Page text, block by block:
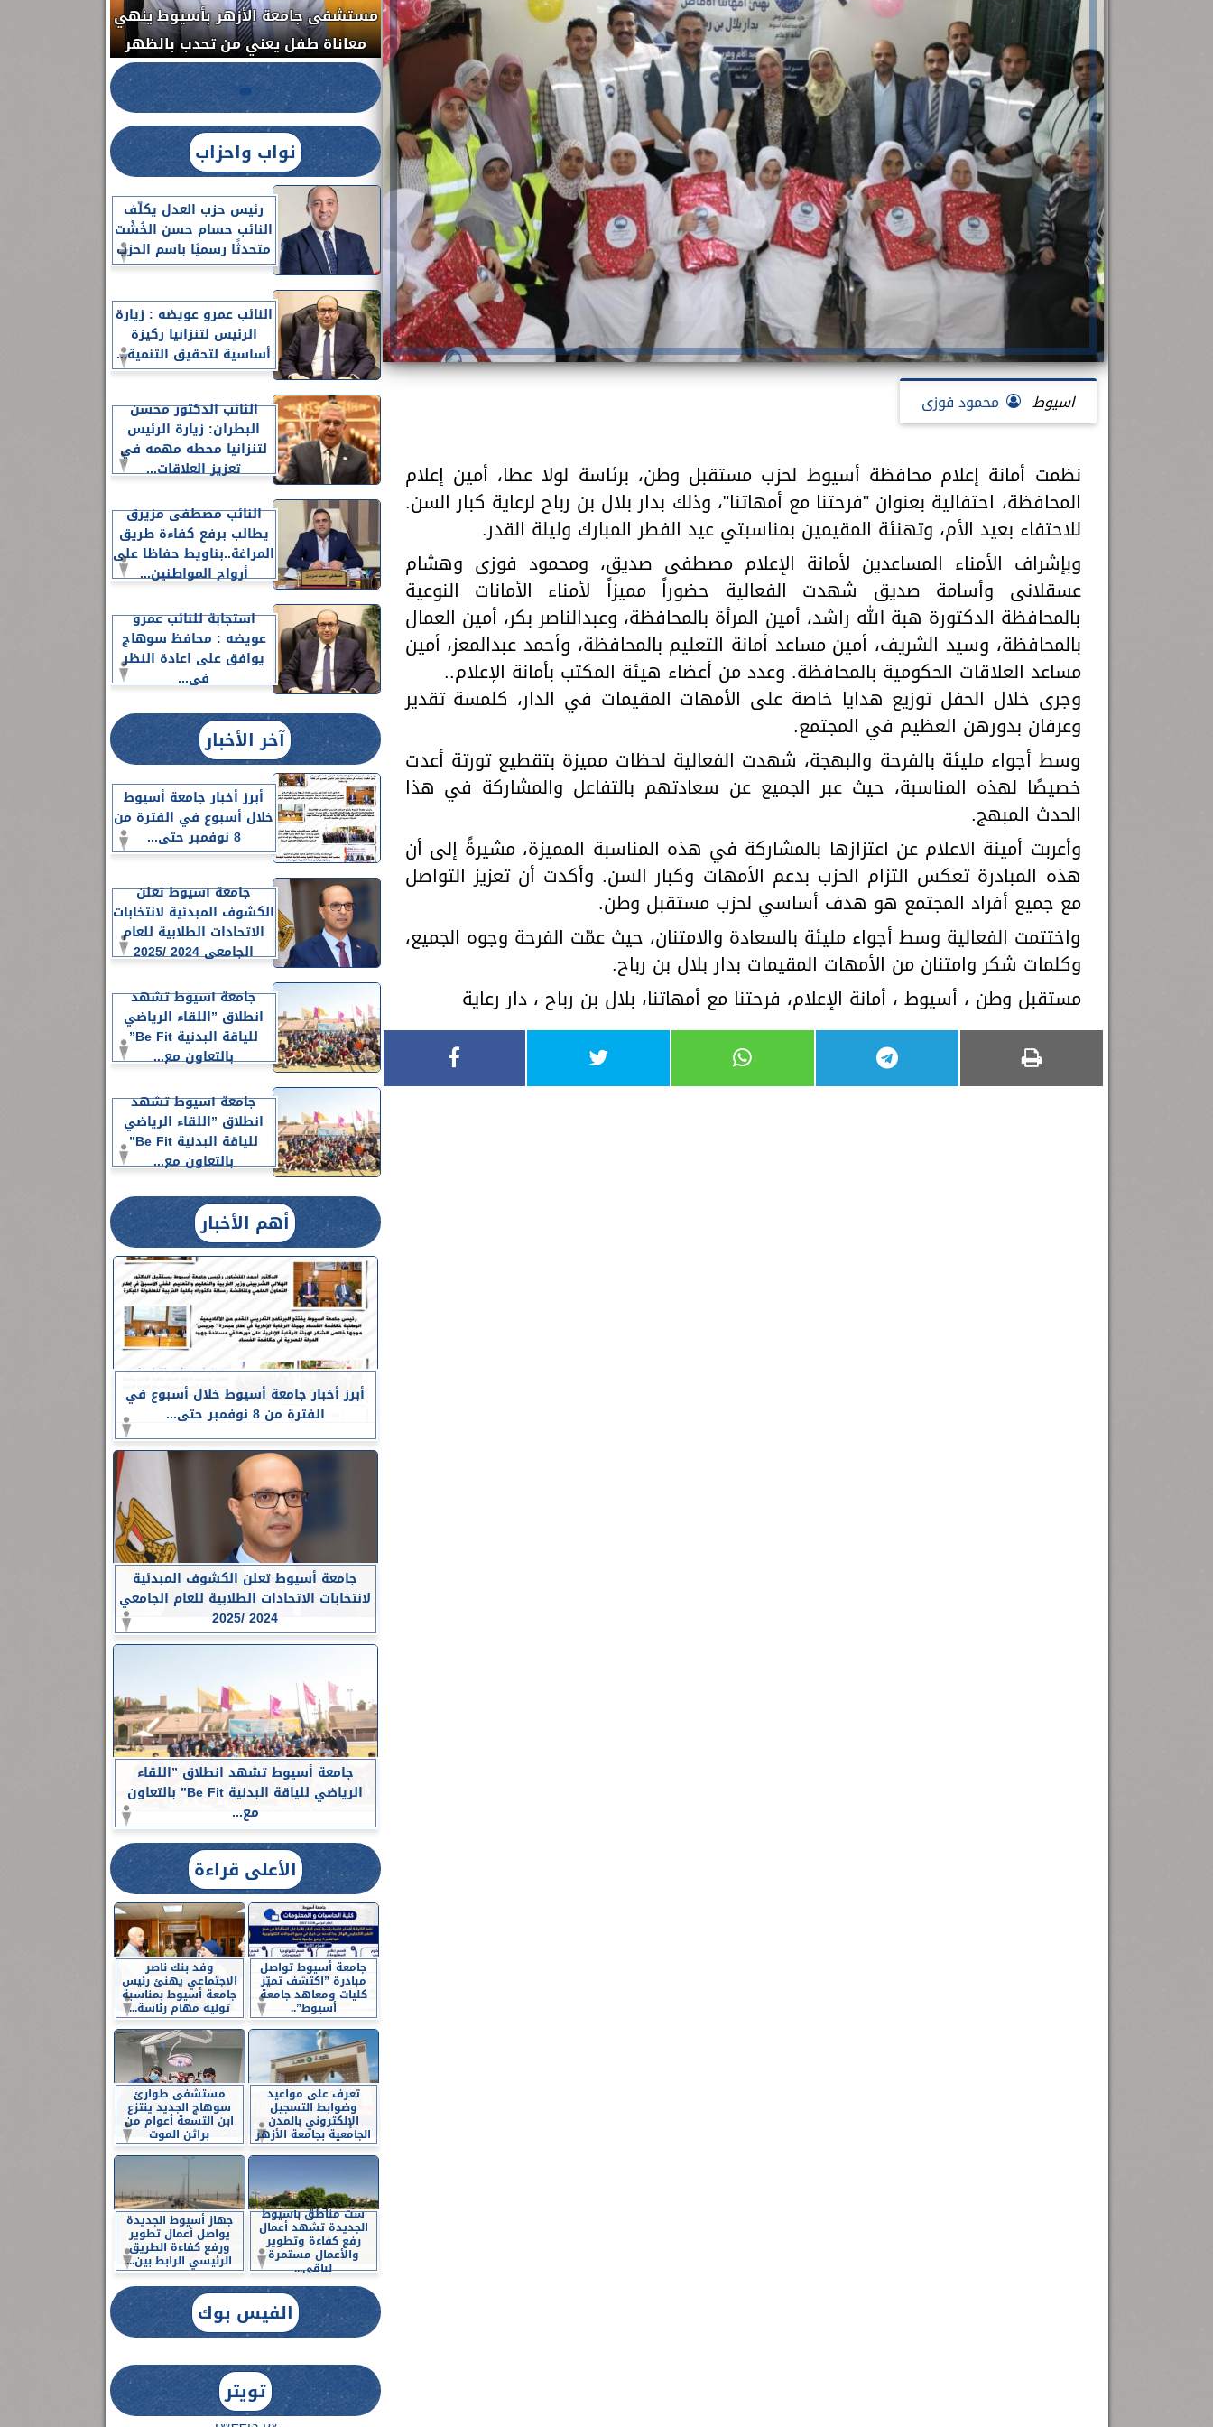
اسيوط محمود فوزى
نظمت أمانة إعلام محافظة أسيوط لحزب مستقبل وطن، برئاسة لولا عطا، أمين إعلام
المحافظة، احتفالية بعنوان "فرحتنا مع أمهاتنا"، وذلك بدار بلال بن رباح لرعاية كبار السن.
للاحتفاء بعيد الأم، وتهنئة المقيمين بمناسبتي عيد الفطر المبارك وليلة القدر.
وبإشراف الأمناء المساعدين لأمانة الإعلام مصطفى صديق، ومحمود فوزى وهشام
عسقلانى وأسامة صديق شهدت الفعالية حضوراً مميزاً لأمناء الأمانات النوعية
بالمحافظة الدكتورة هبة الله راشد، أمين المرأة بالمحافظة، وعبدالناصر بكر، أمين العمال
بالمحافظة، وسيد الشريف، أمين مساعد أمانة التعليم بالمحافظة، وأحمد عبدالمعز، أمين
مساعد العلاقات الحكومية بالمحافظة. وعدد من أعضاء هيئة المكتب بأمانة الإعلام..
وجرى خلال الحفل توزيع هدايا خاصة على الأمهات المقيمات في الدار، كلمسة تقدير
وعرفان بدورهن العظيم في المجتمع.
وسط أجواء مليئة بالفرحة والبهجة، شهدت الفعالية لحظات مميزة بتقطيع تورتة أعدت
خصيصًا لهذه المناسبة، حيث عبر الجميع عن سعادتهم بالتفاعل والمشاركة في هذا
الحدث المبهج.
وأعربت أمينة الاعلام عن اعتزازها بالمشاركة في هذه المناسبة المميزة، مشيرةً إلى أن
هذه المبادرة تعكس التزام الحزب بدعم الأمهات وكبار السن. وأكدت أن تعزيز التواصل
مع جميع أفراد المجتمع هو هدف أساسي لحزب مستقبل وطن.
واختتمت الفعالية وسط أجواء مليئة بالسعادة والامتنان، حيث عمّت الفرحة وجوه الجميع،
وكلمات شكر وامتنان من الأمهات المقيمات بدار بلال بن رباح.
مستقبل وطن ، أسيوط ، أمانة الإعلام، فرحتنا مع أمهاتنا، بلال بن رباح ، دار رعاية
مستشفى جامعة الأزهر بأسيوط ينهي
معاناة طفل يعني من تحدب بالظهر
الدواء المصرية يشن حملة رقابية مكبرة
لضبط المنشآت الطبية المخالفة.....
والحنجرة ينجح في استئصال ورم خبيث
من... جديد بمستشفيات الجامعة ...
نواب واحزاب
رئيس حزب العدل يكلّف
النائب حسام حسن الخُشْت
متحدثًا رسميًا باسم الحزب
النائب عمرو عويضه : زيارة
الرئيس لتنزانيا ركيزة
أساسية لتحقيق التنمية...
النائب الدكتور محسن
البطران: زيارة الرئيس
لتنزانيا محطه مهمه في
تعزيز العلاقات...
النائب مصطفى مزيرق
يطالب برفع كفاءة طريق
المراغة..بناويط حفاظا على
أرواح المواطنين...
استجابة للنائب عمرو
عويضه : محافظ سوهاج
يوافق على اعادة النظر
فى...
آخر الأخبار
أبرز أخبار جامعة أسيوط
خلال أسبوع في الفترة من
8 نوفمبر حتى...
جامعة أسيوط تعلن
الكشوف المبدئية لانتخابات
الاتحادات الطلابية للعام
الجامعي 2024 /2025
جامعة أسيوط تشهد
انطلاق ”اللقاء الرياضي
للياقة البدنية Be Fit”
بالتعاون مع...
جامعة أسيوط تشهد
انطلاق ”اللقاء الرياضي
للياقة البدنية Be Fit”
بالتعاون مع...
أهم الأخبار
أبرز أخبار جامعة أسيوط خلال أسبوع في
الفترة من 8 نوفمبر حتى...
جامعة أسيوط تعلن الكشوف المبدئية
لانتخابات الاتحادات الطلابية للعام الجامعي
2024 /2025
جامعة أسيوط تشهد انطلاق ”اللقاء
الرياضي للياقة البدنية Be Fit” بالتعاون
مع...
الأعلى قراءة
جامعة أسيوط تواصل
مبادرة ”اكتشف تميّز
كليات ومعاهد جامعة
أسيوط”..
وفد بنك ناصر
الاجتماعي يهنئ رئيس
جامعة أسيوط بمناسبة
توليه مهام رئاسة...
تعرف على مواعيد
وضوابط التسجيل
الإلكتروني بالمدن
الجامعية بجامعة الأزهر
مستشفى طوارئ
سوهاج الجديد ينتزع
ابن التسعة أعوام من
براثن الموت
ست مناطق بأسيوط
الجديدة تشهد أعمال
رفع كفاءة وتطوير
والأعمال مستمرة
لباقي...
جهاز أسيوط الجديدة
يواصل أعمال تطوير
ورفع كفاءة الطريق
الرئيسي الرابط بين...
الفيس بوك
تويتر